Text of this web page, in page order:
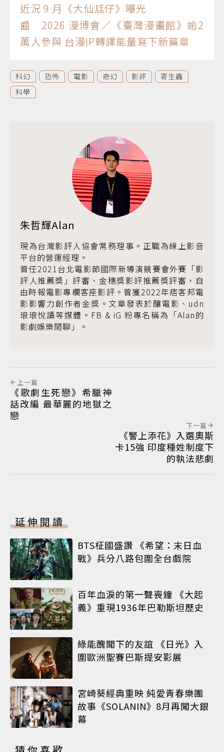
近況 9 月《大仙尪仔》曝光
📰 2026 漫博會／《臺灣漫畫館》逾2
萬人參與 台漫IP轉譯能量寫下新篇章
科幻 恐怖 電影 奇幻 影評
寄生蟲
科學
朱哲輝Alan
現為台灣影評人協會常務理事。正職為線上影音
平台的營運經理。
曾任2021台北電影節國際新導演競賽會外賽「影
評人推薦獎」評審、金穗獎影評推薦獎評審，自
由時報電影專欄客座影評。曾獲2022年痞客邦電
影影響力創作者金獎。文章發表於釀電影、udn
琅琅悅讀等媒體。FB & iG 粉專名稱為「Alan的
影劇娛樂閒聊」。
上一篇
《歌劇生死戀》希臘神
話改編 最華麗的地獄之
戀
下一篇
《警上添花》入選奧斯
卡15強 印度種姓制度下
的執法悲劇
延伸閱讀
BTS柾國盛讚 《希望：末日血
戰》兵分八路包圍全台戲院
百年血淚的第一聲喪鐘 《大起
義》重現1936年巴勒斯坦歷史
綠能醜聞下的友誼 《日光》入
圍歐洲聖賽巴斯提安影展
宮崎葵經典重映 純愛青春樂團
故事《SOLANIN》8月再闖大銀
幕